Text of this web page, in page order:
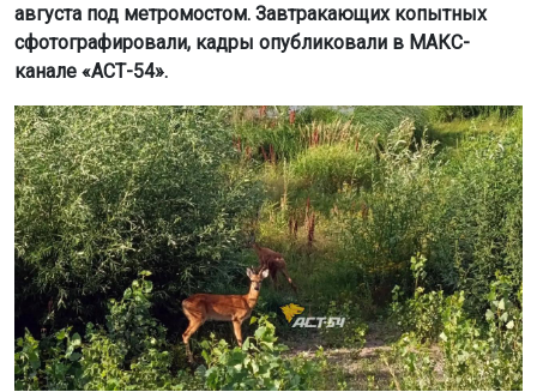
августа под метромостом. Завтракающих копытных
сфотографировали, кадры опубликовали в МАКС-
канале «АСТ-54».